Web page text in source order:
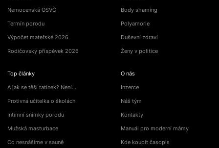
Nemocenská OSVČ
Termín porodu
Výpočet mateřské 2026
Rodičovský příspěvek 2026
Top články
A jak se těší tatínek? Není…
Protivná učitelka o školách
Intimní snímky porodu
Mužská masturbace
Co nesnášíme v sauně
Body shaming
Polyamorie
Duševní zdraví
Ženy v politice
O nás
Inzerce
Náš tým
Kontakty
Manuál pro moderní mámy
Kde koupit časopis